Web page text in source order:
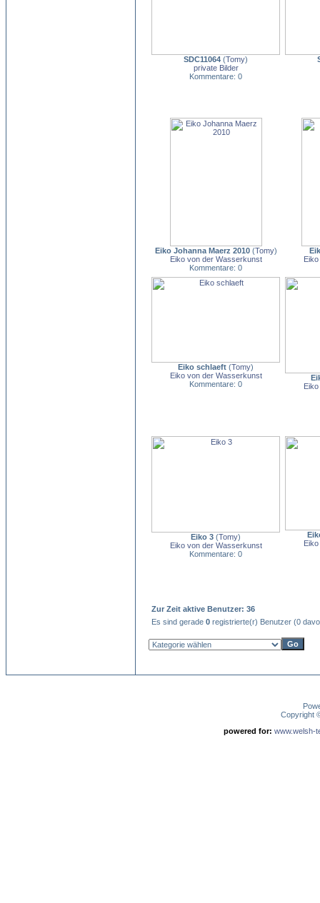
SDC11064 (Tomy)
private Bilder
Kommentare: 0
Eiko Johanna Maerz 2010(Tomy)
Eiko von der Wasserkunst
Kommentare: 0
Eiko schlaeft (Tomy)
Eiko von der Wasserkunst
Kommentare: 0
Eiko 3 (Tomy)
Eiko von der Wasserkunst
Kommentare: 0
Zur Zeit aktive Benutzer: 36
Es sind gerade 0 registrierte(r) Benutzer (0
Copyright
powered for: www.welsh-